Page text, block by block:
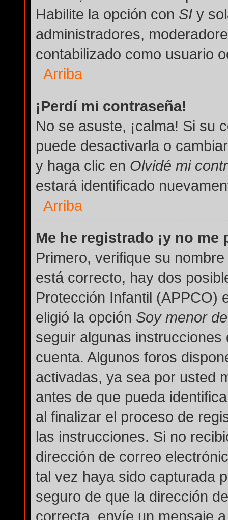
Habilite la opción con SI y
administradores,
contabilizado como usuario
Arriba
¡Perdí mi contraseña!
No se asuste, ¡calma! Si su
puede desactivarla o
y haga clic en Olvidé mi
estará identificado
Arriba
Me he registrado ¡y no
Primero, verifique su
está correcto, hay dos
Protección Infantil (APPCO)
eligió la opción Soy menor
seguir algunas
cuenta. Algunos foros
activadas, ya sea por usted
antes de que pueda
al finalizar el proceso de
las instrucciones. Si no
dirección de correo
tal vez haya sido capturada
seguro de que la dirección
correcta, envíe un mensaje